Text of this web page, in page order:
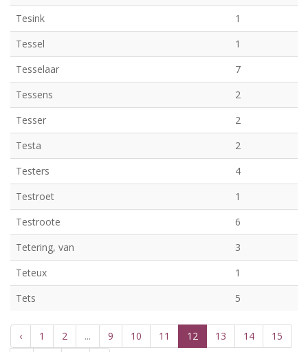
Tesink
1
Tessel
1
Tesselaar
7
Tessens
2
Tesser
2
Testa
2
Testers
4
Testroet
1
Testroote
6
Tetering, van
3
Teteux
1
Tets
5
‹ 1 2 ... 9 10 11 12 13 14 15